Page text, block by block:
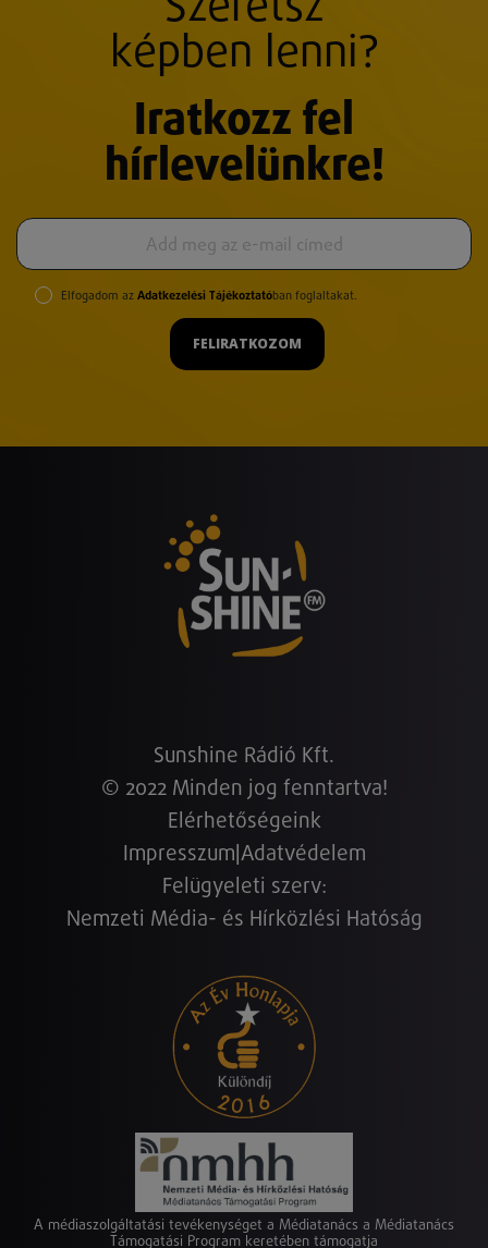
Szeretsz
képben lenni?
Iratkozz fel
hírlevelünkre!
Elfogadom az Adatkezelési Tájékoztatóban foglaltakat.
FELIRATKOZOM
Sunshine Rádió Kft.
© 2022 Minden jog fenntartva!
Elérhetőségeink
Impresszum Adatvédelem
Felügyeleti szerv:
Nemzeti Média- és Hírközlési Hatóság
A médiaszolgáltatási tevékenységet a Médiatanács a Médiatanács
Támogatási Program keretében támogatja